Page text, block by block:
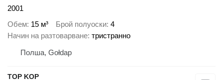
2001
Обем 15 м³ Брой полуоски 4
Начин на разтоварване тристранно
Полша, Gołdap
TOP KOP